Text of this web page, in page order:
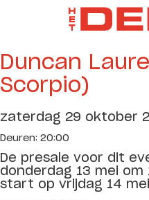
Duncan
Scorpio)
zaterdag 29 oktober
Deuren: 20:00
De presale voor dit
donderdag 13 mei om
start op vrijdag 14